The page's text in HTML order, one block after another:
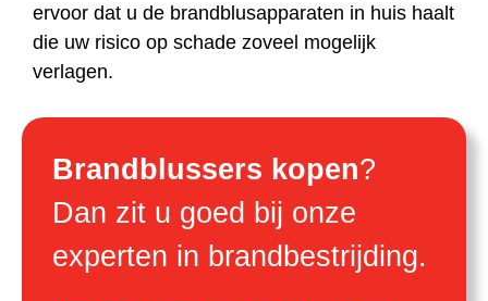
ervoor dat u de brandblusapparaten in huis haalt
die uw risico op schade zoveel mogelijk
verlagen.
Brandblussers kopen?
Dan zit u goed bij onze
experten in brandbestrijding.